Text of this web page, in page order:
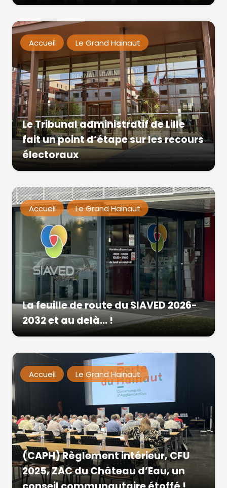
Accueil Le Grand Hainaut
Le Tribunal administratif de Lille
fait un point d’étape sur les recours
électoraux
Accueil Le Grand Hainaut
La feuille de route du SIAVED 2026-
2032 et au delà… !
Accueil Le Grand Hainaut
(CAPH) Règlement intérieur, CFU
2025, ZAC du Château d’Eau, un